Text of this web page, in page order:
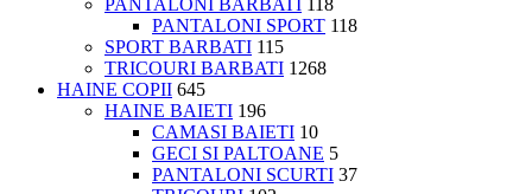
PANTALONI BARBATI 118
PANTALONI SPORT 118
SPORT BARBATI 115
TRICOURI BARBATI 1268
HAINE COPII 645
HAINE BAIETI 196
CAMASI BAIETI 10
GECI SI PALTOANE 5
PANTALONI SCURTI 37